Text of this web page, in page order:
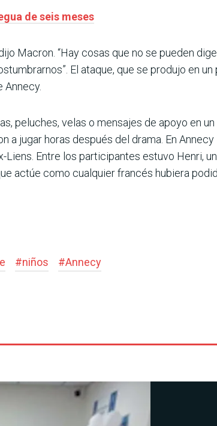
de seis meses
Macron. “Hay cosas que no se pueden
El ataque, que se produjo en un
Annecy.
peluches, velas o mensajes de apoyo en
a jugar horas después del drama. En
Entre los participantes estuvo Henri,
actúe como cualquier francés hubiera
#niños #Annecy